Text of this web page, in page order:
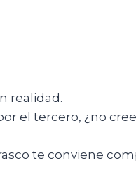
realidad.
el tercero, ¿no
te conviene